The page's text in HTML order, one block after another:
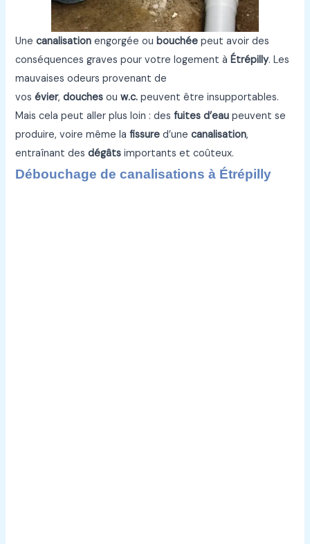
Unecanalisation engorgée oubouchée peut avoir des
conséquences graves pour votre logement àÉtrépilly. Les
mauvaises odeurs provenant de
vosévier,douches ouw.c. peuvent être insupportables.
Mais cela peut aller plus loin : desfuites d’eau peuvent se
produire, voire même lafissure d’unecanalisation,
entraînant desdégâts importants et coûteux.
Débouchage de canalisations à Étrépilly